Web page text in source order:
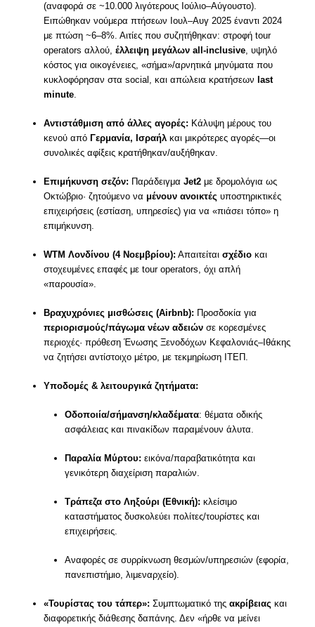
(αναφορά σε ~10.000 λιγότερους Ιούλιο–Αύγουστο).
Ειπώθηκαν νούμερα πτήσεων Ιουλ–Αυγ 2025 έναντι 2024
με πτώση ~6–8%. Αιτίες που συζητήθηκαν: στροφή tour
operators αλλού,έλλειψη μεγάλων all-inclusive, υψηλό
κόστος για οικογένειες, «σήμα»/αρνητικά μηνύματα που
κυκλοφόρησαν στα social, και απώλεια κρατήσεων last
minute.
Αντιστάθμιση από άλλες αγορές: Κάλυψη μέρους του
κενού από Γερμανία, Ισραήλ και μικρότερες αγορές—οι
συνολικές αφίξεις κρατήθηκαν/αυξήθηκαν.
Επιμήκυνση σεζόν: ΠαράδειγμαJet2 με δρομολόγια ως
Οκτώβριο· ζητούμενο να μένουν ανοικτές υποστηρικτικές
επιχειρήσεις (εστίαση, υπηρεσίες) για να «πιάσει τόπο» η
επιμήκυνση.
WTM Λονδίνου (4 Νοεμβρίου): Απαιτείταισχέδιο και
στοχευμένες επαφές με tour operators, όχι απλή
«παρουσία».
Βραχυχρόνιες μισθώσεις (Airbnb): Προσδοκία για
περιορισμούς/πάγωμα νέων αδειών σε κορεσμένες
περιοχές· πρόθεση Ένωσης Ξενοδόχων Κεφαλονιάς–Ιθάκης
να ζητήσει αντίστοιχο μέτρο, με τεκμηρίωση ΙΤΕΠ.
Υποδομές & λειτουργικά ζητήματα:
Οδοποιία/σήμανση/κλαδέματα: θέματα οδικής
ασφάλειας και πινακίδων παραμένουν άλυτα.
Παραλία Μύρτου: εικόνα/παραβατικότητα και
γενικότερη διαχείριση παραλιών.
Τράπεζα στο Ληξούρι (Εθνική): κλείσιμο
καταστήματος δυσκολεύει πολίτες/τουρίστες και
επιχειρήσεις.
Αναφορές σε συρρίκνωση θεσμών/υπηρεσιών (εφορία,
πανεπιστήμιο, λιμεναρχείο).
«Τουρίστας του τάπερ»: Συμπτωματικό τηςακρίβειας και
διαφορετικής διάθεσης δαπάνης. Δεν «ήρθε να μείνει